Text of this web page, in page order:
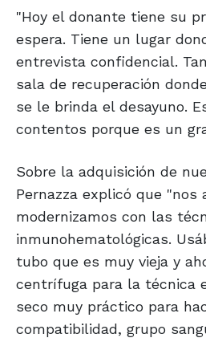
"Hoy el donante tiene su
espera. Tiene un lugar
entrevista confidencial.
sala de recuperación
se le brinda el desayuno.
contentos porque es un
Sobre la adquisición de
Pernazza explicó que "nos
modernizamos con las
inmunohematológicas.
tubo que es muy vieja y
centrífuga para la técnica
seco muy práctico para
compatibilidad, grupo